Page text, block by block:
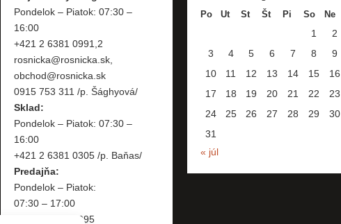
Pondelok – Piatok: 07:30 –
16:00
+421 2 6381 0991,2
rosnicka@rosnicka.sk,
obchod@rosnicka.sk
0915 753 311 /p. Šághyová/
Sklad:
Pondelok – Piatok: 07:30 –
16:00
+421 2 6381 0305 /p. Baňas/
Predajňa:
Pondelok – Piatok:
07:30 – 17:00
+421 2 6381 0995
Po
Ut St Št Pi So Ne
1
2
3
4 5 6 7 8
9
10
11 12 13 14 15
16
17
18 19 20 21 22
23
24
25 26 27 28 29
30
31
« júl